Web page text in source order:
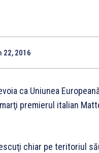
22, 2016
ca Uniunea
premierul italian
chiar pe teritoriul